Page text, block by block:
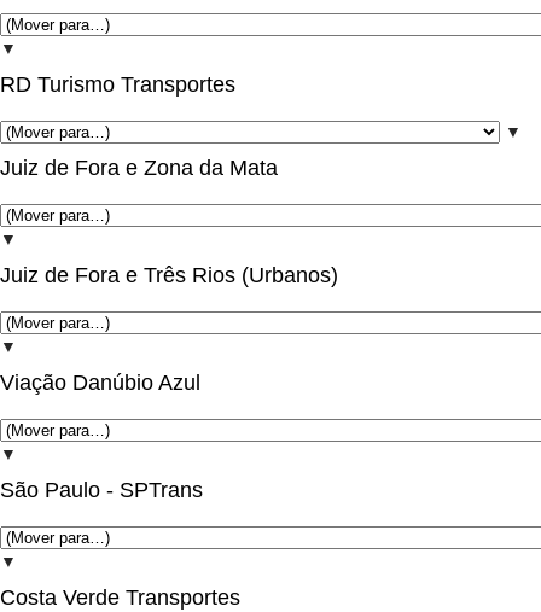
▼
RD Turismo Transportes
▼
Juiz de Fora e Zona da Mata
▼
Juiz de Fora e Três Rios (Urbanos)
▼
Viação Danúbio Azul
▼
São Paulo - SPTrans
▼
Costa Verde Transportes